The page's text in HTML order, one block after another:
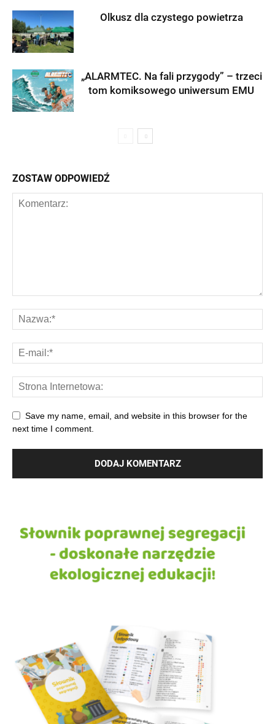
Olkusz dla czystego powietrza
„ALARMTEC. Na fali przygody” – trzeci
tom komiksowego uniwersum EMU
ZOSTAW ODPOWIEDŹ
Save my name, email, and website in this browser for the
next time I comment.